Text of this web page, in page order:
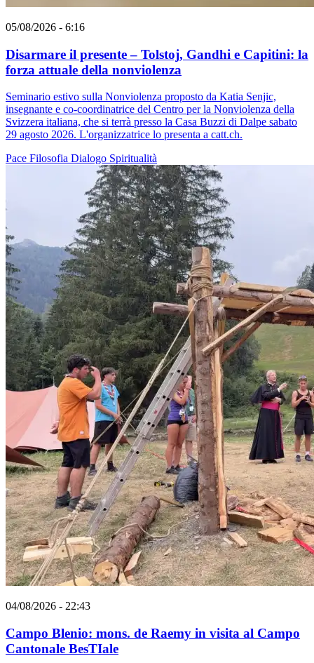
05/08/2026 - 6:16
Disarmare il presente – Tolstoj, Gandhi e Capitini: la
forza attuale della nonviolenza
Seminario estivo sulla Nonviolenza proposto da Katia Senjic,
insegnante e co-coordinatrice del Centro per la Nonviolenza della
Svizzera italiana, che si terrà presso la Casa Buzzi di Dalpe sabato
29 agosto 2026. L'organizzatrice lo presenta a catt.ch.
Pace Filosofia Dialogo Spiritualità
04/08/2026 - 22:43
Campo Blenio: mons. de Raemy in visita al Campo
Cantonale BesTIale